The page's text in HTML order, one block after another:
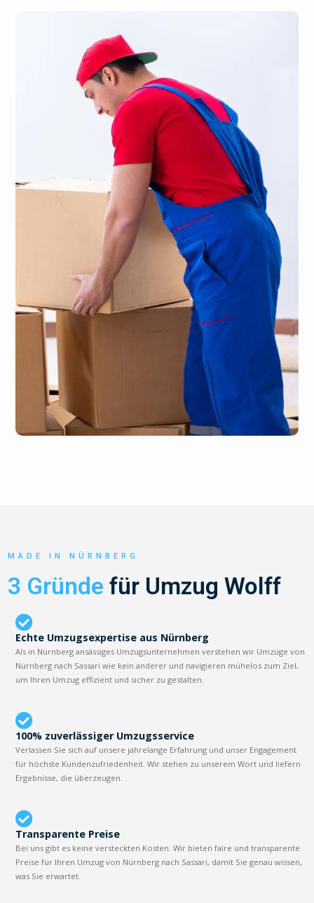
MADE IN NÜRNBERG
3 Gründe für Umzug Wolff
Echte Umzugsexpertise aus Nürnberg
Als in Nürnberg ansässiges Umzugsunternehmen verstehen wir Umzüge von
Nürnberg nach Sassari wie kein anderer und navigieren mühelos zum Ziel,
um Ihren Umzug effizient und sicher zu gestalten.
100% zuverlässiger Umzugsservice
Verlassen Sie sich auf unsere jahrelange Erfahrung und unser Engagement
für höchste Kundenzufriedenheit. Wir stehen zu unserem Wort und liefern
Ergebnisse, die überzeugen.
Transparente Preise
Bei uns gibt es keine versteckten Kosten. Wir bieten faire und transparente
Preise für Ihren Umzug von Nürnberg nach Sassari, damit Sie genau wissen,
was Sie erwartet.